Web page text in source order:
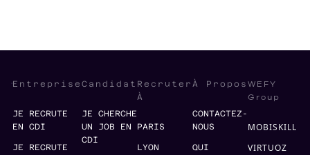
Entreprise
JE RECRUTE
EN CDI
JE RECRUTE
Candidat
JE CHERCHE
UN JOB EN
CDI
Recruter
À
PARIS
LYON
À Propos
CONTACTEZ-
NOUS
QUI
WEFY
Group
MOBISKILL
VIRTUOZ